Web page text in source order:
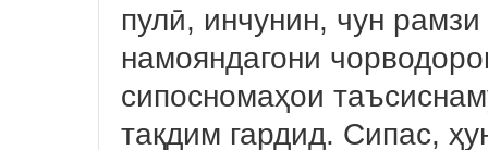
пулӣ, инчунин, чун
намояндагони
сипосномаҳои
тақдим гардид. Сипас,